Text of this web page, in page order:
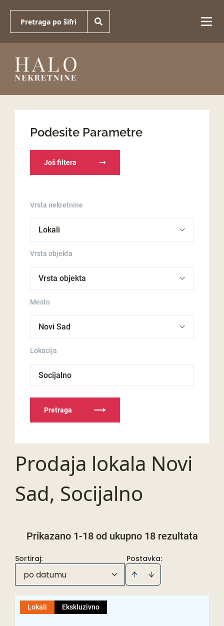
Podesite Parametre
Još filtera
Vrsta nekretnine
Vrsta objekta
Mesto
Lokacija
Socijalno
Pretraga
Prodaja lokala Novi
Sad, Socijalno
Prikazano 1-18 od ukupno 18 rezultata
Postavka:
Sortiraj:
po datumu
Lokali Ekskluzivno